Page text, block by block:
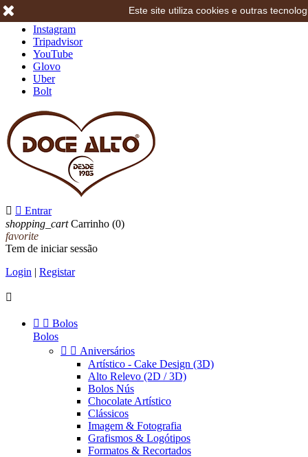
Instagram
Tripadvisor
YouTube
Glovo
Uber
Bolt
  Entrar
shopping_cart Carrinho (0)
favorite
Tem de iniciar sessão
Login | Registar

  Bolos
Bolos
  Aniversários
Artístico - Cake Design (3D)
Alto Relevo (2D / 3D)
Bolos Nús
Chocolate Artístico
Clássicos
Imagem & Fotografia
Grafismos & Logótipos
Formatos & Recortados
Este site utiliza cookies e outras